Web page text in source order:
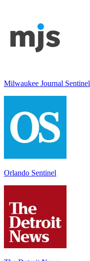
Milwaukee Journal Sentinel
Orlando Sentinel